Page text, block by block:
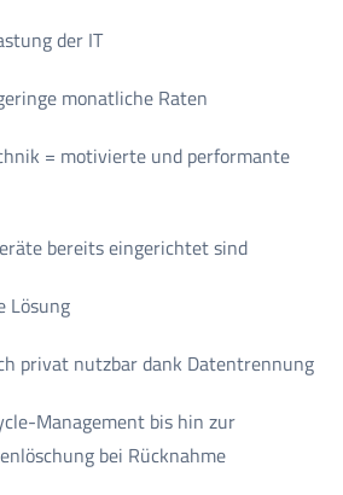
der IT
monatliche Raten
= motivierte und performante
bereits eingerichtet sind
Lösung
privat nutzbar dank Datentrennung
Management bis hin zur
bei Rücknahme